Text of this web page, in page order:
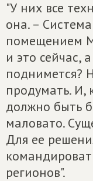
"У них все
она. –
помещением
и это сейчас,
поднимется?
продумать. И,
должно быть
маловато.
Для ее
регионов".